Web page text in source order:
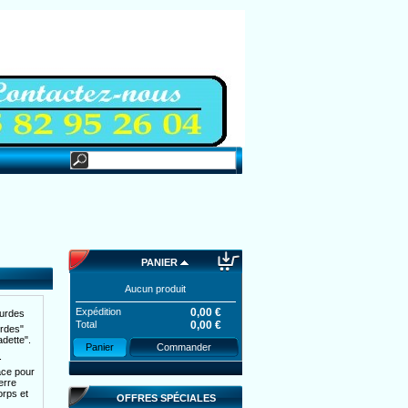
pour
et
PANIER
Aucun produit
Expédition 0,00 €
Total 0,00 €
Panier Commander
OFFRES SPÉCIALES
-28.05%
ovale de Lourdes
0,49 € 0,35 €
-3,00 €
Film
"Lourdes" &